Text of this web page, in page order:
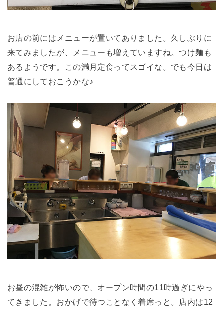
お店の前にはメニューが置いてありました。久しぶりに
来てみましたが、メニューも増えていますね。つけ麺も
あるようです。この満月定食ってスゴイな。でも今日は
普通にしておこうかな♪
お昼の混雑が怖いので、オープン時間の11時過ぎにやっ
てきました。おかげで待つことなく着席っと。店内は12